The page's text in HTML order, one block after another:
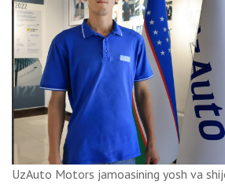
UzAuto Motors jamoasining yosh va